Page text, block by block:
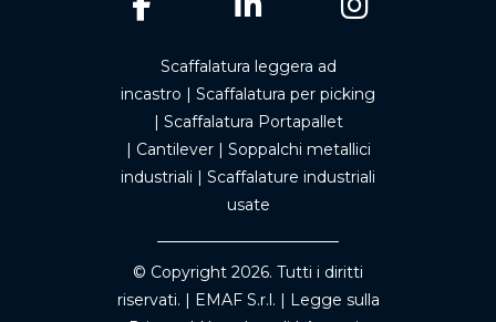
Scaffalatura leggera ad
incastro | Scaffalatura per picking
| Scaffalatura Portapallet
| Cantilever| Soppalchi metallici
industriali | Scaffalature industriali
usate
© Copyright 2026. Tutti i diritti
riservati. | EMAF S.r.l. | Legge sulla